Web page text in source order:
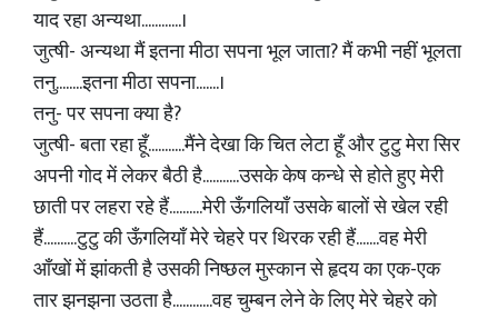
याद रहा अन्यथा............।
जुत्षी- अन्यथा मैं इतना मीठा सपना भूल जाता? मैं कभी नहीं भूलता
तनु........इतना मीठा सपना.......।
तनु- पर सपना क्या है?
जुत्षी- बता रहा हूँ...........मैंने देखा कि चित लेटा हूँ और टुटु मेरा सिर
अपनी गोद में लेकर बैठी है...........उसके केष कन्धे से होते हुए मेरी
छाती पर लहरा रहे हैं..........मेरी ऊँगलियाँ उसके बालों से खेल रही
हैं..........टुटु की ऊँगलियाँ मेरे चेहरे पर थिरक रही हैं.......वह मेरी
आँखों में झांकती है उसकी निष्छल मुस्कान से हृदय का एक-एक
तार झनझना उठता है............वह चुम्बन लेने के लिए मेरे चेहरे को